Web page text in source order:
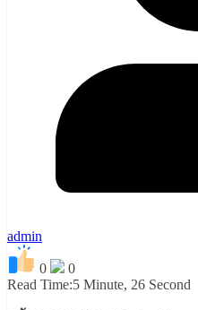
admin
0
0
Read Time:5 Minute, 26 Second